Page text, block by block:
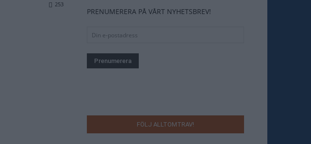
253
PRENUMERERA PÅ VÅRT NYHETSBREV!
FÖLJ ALLTOMTRAV!